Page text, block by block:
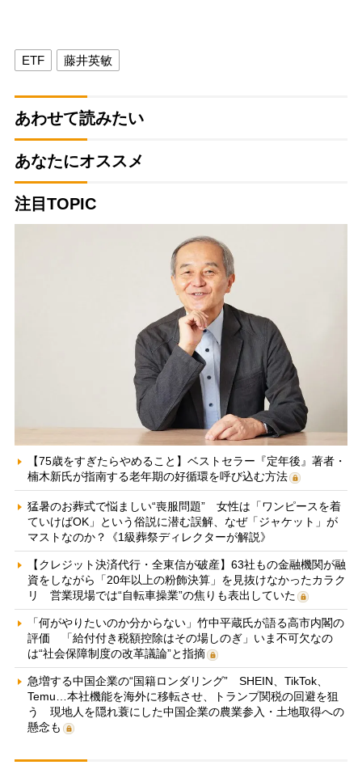
ETF 藤井英敏
あわせて読みたい
あなたにオススメ
注目TOPIC
【75歳をすぎたらやめること】ベストセラー『定年後』著者・
楠木新氏が指南する老年期の好循環を呼び込む方法
猛暑のお葬式で悩ましい“喪服問題” 女性は「ワンピースを着
ていけばOK」という俗説に潜む誤解、なぜ「ジャケット」が
マストなのか？《1級葬祭ディレクターが解説》
【クレジット決済代行・全東信が破産】63社もの金融機関が融
資をしながら「20年以上の粉飾決算」を見抜けなかったカラク
リ 営業現場では“自転車操業”の焦りも表出していた
「何がやりたいのか分からない」竹中平蔵氏が語る高市内閣の
評価 「給付付き税額控除はその場しのぎ」いま不可欠なの
は“社会保障制度の改革議論”と指摘
急増する中国企業の“国籍ロンダリング” SHEIN、TikTok、
Temu…本社機能を海外に移転させ、トランプ関税の回避を狙
う 現地人を隠れ蓑にした中国企業の農業参入・土地取得への
懸念も